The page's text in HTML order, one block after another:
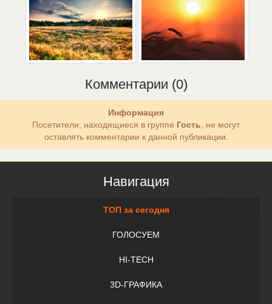
Комментарии (0)
Информация
Посетители, находящиеся в группе Гость , не могут
оставлять комментарии к данной публикации.
Навигация
ТОП за сегодня
ГОЛОСУЕМ
HI-TECH
3D-ГРАФИКА